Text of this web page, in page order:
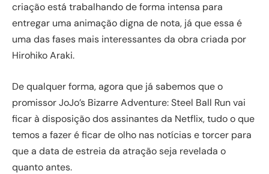
criação está trabalhando de forma intensa para
entregar uma animação digna de nota, já que essa é
uma das fases mais interessantes da obra criada por
Hirohiko Araki.
De qualquer forma, agora que já sabemos que o
promissor JoJo’s Bizarre Adventure: Steel Ball Run vai
ficar à disposição dos assinantes da Netflix, tudo o que
temos a fazer é ficar de olho nas notícias e torcer para
que a data de estreia da atração seja revelada o
quanto antes.